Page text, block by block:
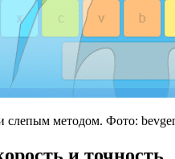
слепым методом. Фото:
и точность